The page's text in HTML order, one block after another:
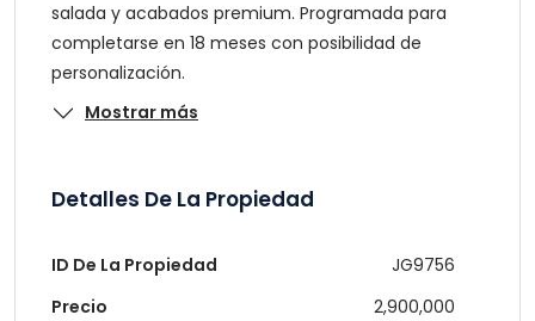
salada y acabados premium. Programada para
completarse en 18 meses con posibilidad de
personalización.
Mostrar más
Detalles De La Propiedad
ID De La Propiedad
JG9756
Precio
2,900,000